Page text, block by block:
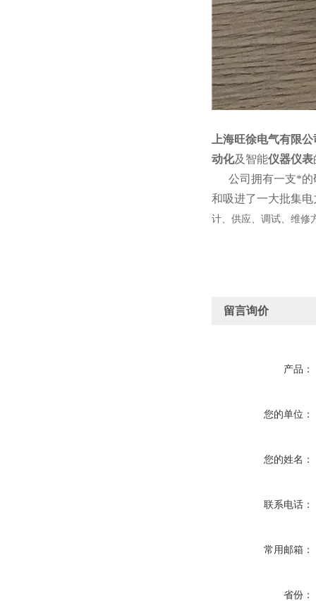
上海旺徐电气有限公
动化及智能仪器仪表
公司拥有一支*的
和吸进了一大批集
计、供应、调试、维修
留言询价
产品：
您的单位：
您的姓名：
联系电话：
常用邮箱：
省份：